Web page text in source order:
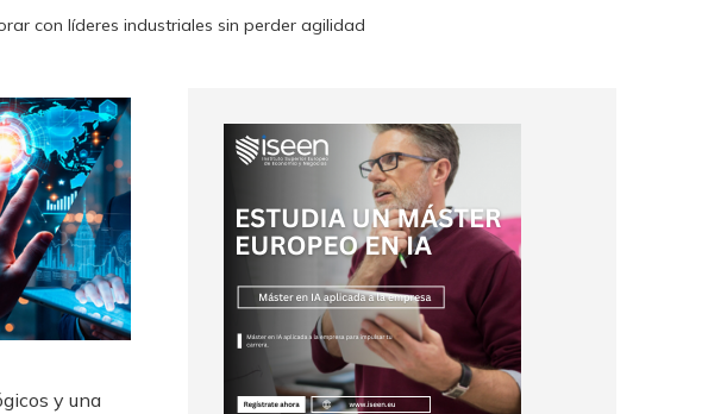
con líderes industriales sin perder agilidad
y una